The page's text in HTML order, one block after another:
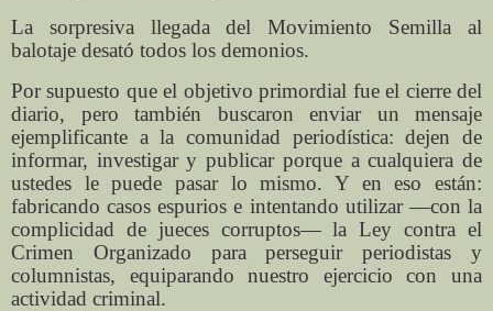
La sorpresiva llegada del Movimiento Semilla al
balotaje desató todos los demonios.
Por supuesto que el objetivo primordial fue el cierre del
diario, pero también buscaron enviar un mensaje
ejemplificante a la comunidad periodística: dejen de
informar, investigar y publicar porque a cualquiera de
ustedes le puede pasar lo mismo. Y en eso están:
fabricando casos espurios e intentando utilizar —con la
complicidad de jueces corruptos— la Ley contra el
Crimen Organizado para perseguir periodistas y
columnistas, equiparando nuestro ejercicio con una
actividad criminal.